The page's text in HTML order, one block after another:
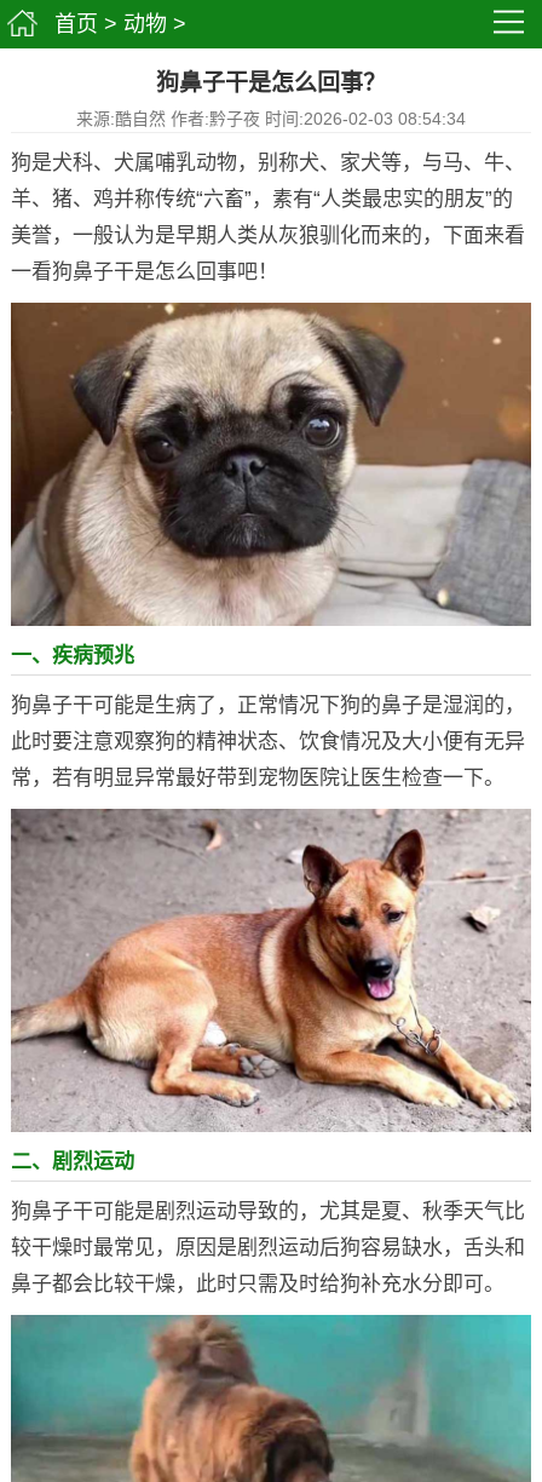
首页 > 动物 >
狗鼻子干是怎么回事？
来源:酷自然 作者:黔子夜 时间:2026-02-03 08:54:34
狗是犬科、犬属哺乳动物，别称犬、家犬等，与马、牛、
羊、猪、鸡并称传统“六畜”，素有“人类最忠实的朋友”的
美誉，一般认为是早期人类从灰狼驯化而来的，下面来看
一看狗鼻子干是怎么回事吧！
一、疾病预兆
狗鼻子干可能是生病了，正常情况下狗的鼻子是湿润的，
此时要注意观察狗的精神状态、饮食情况及大小便有无异
常，若有明显异常最好带到宠物医院让医生检查一下。
二、剧烈运动
狗鼻子干可能是剧烈运动导致的，尤其是夏、秋季天气比
较干燥时最常见，原因是剧烈运动后狗容易缺水，舌头和
鼻子都会比较干燥，此时只需及时给狗补充水分即可。